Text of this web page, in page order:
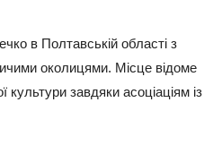
в Полтавській області з
околицями. Місце відоме
культури завдяки асоціаціям із